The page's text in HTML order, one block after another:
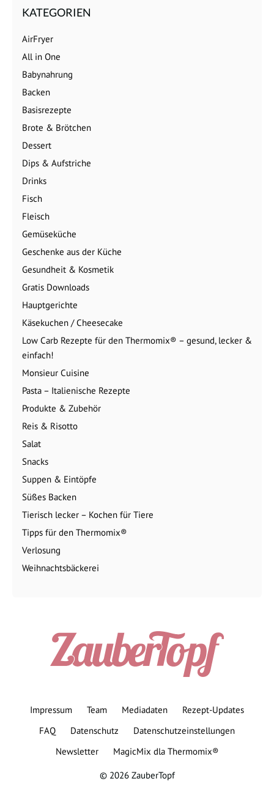
KATEGORIEN
AirFryer
All in One
Babynahrung
Backen
Basisrezepte
Brote & Brötchen
Dessert
Dips & Aufstriche
Drinks
Fisch
Fleisch
Gemüseküche
Geschenke aus der Küche
Gesundheit & Kosmetik
Gratis Downloads
Hauptgerichte
Käsekuchen / Cheesecake
Low Carb Rezepte für den Thermomix® – gesund, lecker &
einfach!
Monsieur Cuisine
Pasta – Italienische Rezepte
Produkte & Zubehör
Reis & Risotto
Salat
Snacks
Suppen & Eintöpfe
Süßes Backen
Tierisch lecker – Kochen für Tiere
Tipps für den Thermomix®
Verlosung
Weihnachtsbäckerei
Impressum Team Mediadaten
Rezept-Updates
FAQ
Datenschutz
Datenschutzeinstellungen
Newsletter
MagicMix dla Thermomix®
© 2026 ZauberTopf